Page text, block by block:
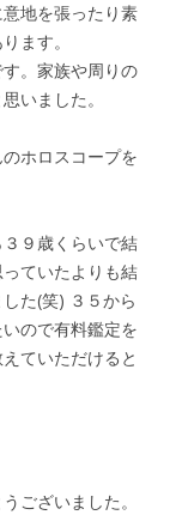
地を張ったり素
ます。
。家族や周りの
いました。
ホロスコープを
９歳くらいで結
ていたよりも結
た(笑) ３５から
ので有料鑑定を
ていただけると
ございました。